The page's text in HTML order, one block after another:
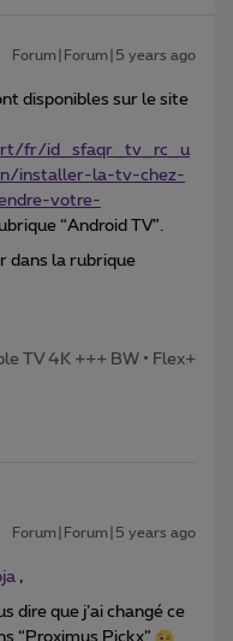
Forum|Forum|5 years ago
disponibles sur le site
fr/id_sfaqr_tv_rc_u
installer-la-tv-chez-
votre-
“Android TV”.
dans la rubrique
TV 4K +++ BW • Flex+
Forum|Forum|5 years ago
,
dire que j’ai changé ce